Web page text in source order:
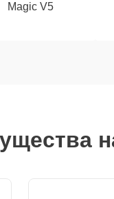
Magic V5